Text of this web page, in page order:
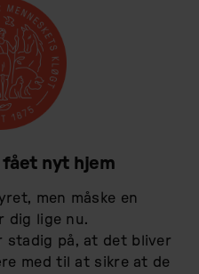
fået nyt hjem
men måske en
dig lige nu.
stadig på, at det bliver
med til at sikre at de